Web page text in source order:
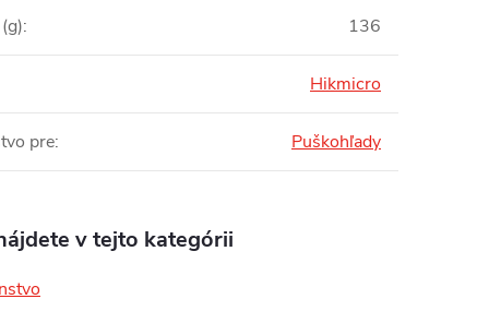
: 136
Hikmicro
pre: Puškohľady
v tejto kategórii